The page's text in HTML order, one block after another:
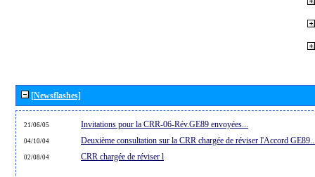
[Newsflashes]
21/06/05 Invitations pour la CRR-06-Rév.GE89 envoyées...
04/10/04 Deuxième consultation sur la CRR chargée de réviser l'Accord
02/08/04 CRR chargée de réviser l